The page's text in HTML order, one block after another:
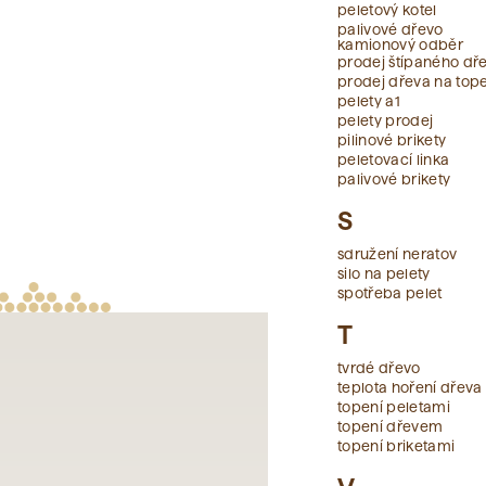
peletový kotel
palivové dřevo
kamionový odběr
prodej štípaného
prodej dřeva na
pelety a1
pelety prodej
pilinové brikety
peletovací linka
palivové brikety
S
sdružení neratov
silo na pelety
spotřeba pelet
T
tvrdé dřevo
teplota hoření dřeva
topení peletami
topení dřevem
topení briketami